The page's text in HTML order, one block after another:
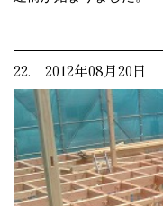
22. 2012年08月20日